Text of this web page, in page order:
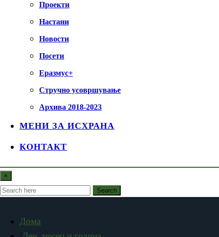
Проекти
Настани
Новости
Посети
Еразмус+
Стручно усовршување
Архива 2018-2023
МЕНИ ЗА ИСХРАНА
КОНТАКТ
×
Search
Дома